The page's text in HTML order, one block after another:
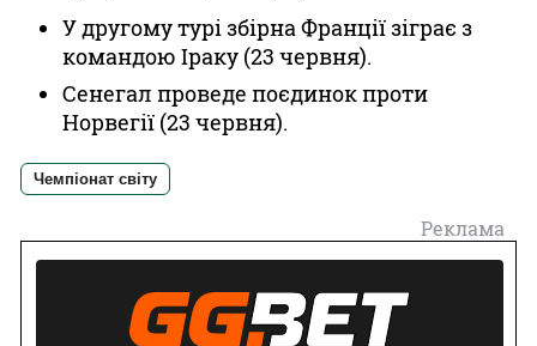
У другому турі збірна Франції зіграє з
командою Іраку (23 червня).
Сенегал проведе поєдинок проти
Норвегії (23 червня).
Чемпіонат світу
Реклама